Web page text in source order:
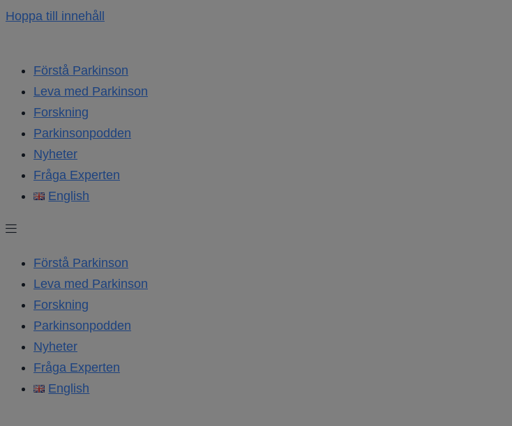
Hoppa till innehåll
Förstå Parkinson
Leva med Parkinson
Forskning
Parkinsonpodden
Nyheter
Fråga Experten
English
Förstå Parkinson
Leva med Parkinson
Forskning
Parkinsonpodden
Nyheter
Fråga Experten
English